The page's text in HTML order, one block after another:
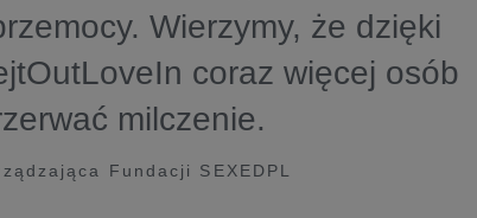
Wierzymy, że dzięki
coraz więcej osób
milczenie.
Fundacji SEXEDPL